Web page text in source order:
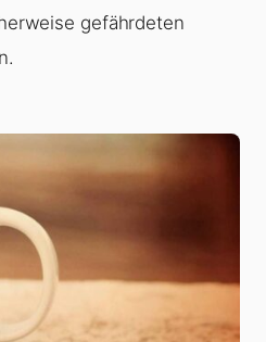
gefährdeten